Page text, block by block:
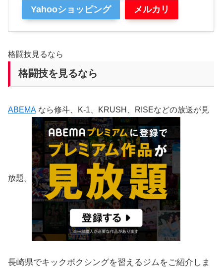
Yahooショッピング メルカリ
格闘技見るなら
格闘技を見るなら
ABEMA なら修斗、K-1、KRUSH、RISEなどの放送が見
放題。
長崎県でキックボクシングを習えるジムをご紹介しま